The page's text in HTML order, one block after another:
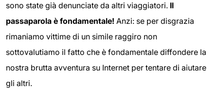
sono state già denunciate da altri viaggiatori. Il
passaparola è fondamentale! Anzi: se per disgrazia
rimaniamo vittime di un simile raggiro non
sottovalutiamo il fatto che è fondamentale diffondere la
nostra brutta avventura su Internet per tentare di aiutare
gli altri.